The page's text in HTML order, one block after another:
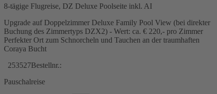
8-tägige Flugreise, DZ Deluxe Poolseite inkl. AI
Upgrade auf Doppelzimmer Deluxe Family Pool View (bei direkter
Buchung des Zimmertyps DZX2) - Wert: ca. € 220,- pro Zimmer
Perfekter Ort zum Schnorcheln und Tauchen an der traumhaften
Coraya Bucht
253527Bestellnr.:
Pauschalreise